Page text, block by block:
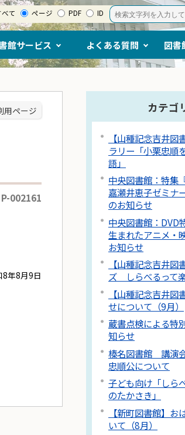
て ページ PDF ID
館サービス よくある質問 図書
用ページ
002161
8年8月9日
カテゴ
【山種記念吉井図
ラリー「小栗忠順
語」
中央図書館：特集
嘉瀬井恵子ゼミナ
のお知らせ
中央図書館：DVD
生まれたアニメ・
お知らせ
【山種記念吉井図
ズ しらべるって
【山種記念吉井図
せについて（9月）
蔵書点検による特
知らせ
榛名図書館 講演
忠順公について
子ども向け「しら
のたかさき」
【新町図書館】お
いて（8月）